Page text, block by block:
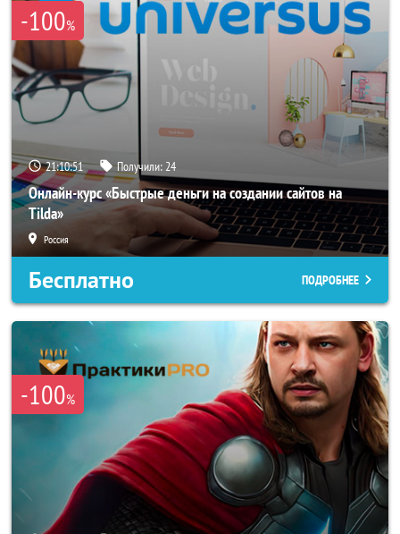
-100%
21:10:50 Получили:24
Онлайн-курс «Быстрые деньги на создании сайтов на
Tilda»
Россия
Бесплатно ПОДРОБНЕЕ
-100%